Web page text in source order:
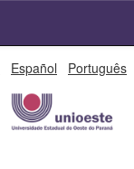
Español Português